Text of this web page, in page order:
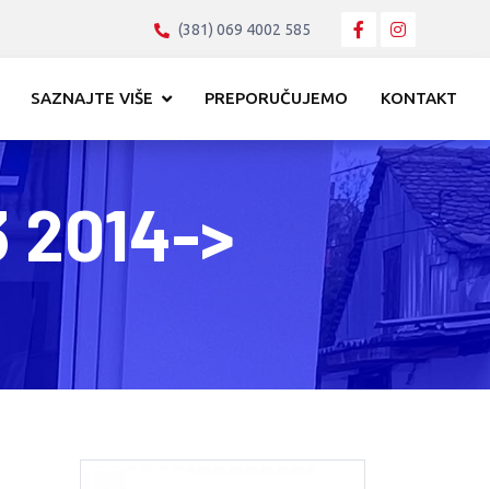
(381) 069 4002 585
SAZNAJTE VIŠE PREPORUČUJEMO KONTAKT
2014->